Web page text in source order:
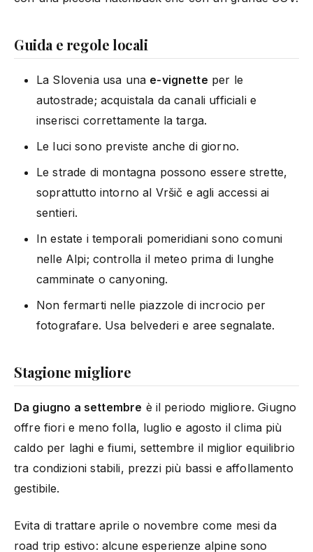
Guida e regole locali
La Slovenia usa una e-vignette per le
autostrade; acquistala da canali ufficiali e
inserisci correttamente la targa.
Le luci sono previste anche di giorno.
Le strade di montagna possono essere strette,
soprattutto intorno al Vršič e agli accessi ai
sentieri.
In estate i temporali pomeridiani sono comuni
nelle Alpi; controlla il meteo prima di lunghe
camminate o canyoning.
Non fermarti nelle piazzole di incrocio per
fotografare. Usa belvederi e aree segnalate.
Stagione migliore
Da giugno a settembre è il periodo migliore. Giugno
offre fiori e meno folla, luglio e agosto il clima più
caldo per laghi e fiumi, settembre il miglior equilibrio
tra condizioni stabili, prezzi più bassi e affollamento
gestibile.
Evita di trattare aprile o novembre come mesi da
road trip estivo: alcune esperienze alpine sono